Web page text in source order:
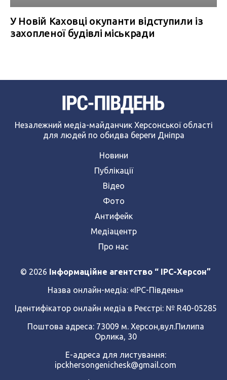
У Новій Каховці окупанти відступили із
захопленої будівлі міськради
Незалежний медіа-майданчик Херсонської області
для людей по обидва береги Дніпра
Новини
Публікації
Відео
Фото
Антифейк
Медіацентр
Про нас
© 2026 Інформаційне агентство “ IPC-Херсон”
Назва онлайн-медіа: «ІРС-Південь»
Ідентифікатор онлайн медіа в Реєстрі: № R40-05285
Поштова адреса: 73009 м. Херсон,вул.Пилипа
Орлика, 30
Е-адреса для листування:
ipckhersongenichesk@gmail.com